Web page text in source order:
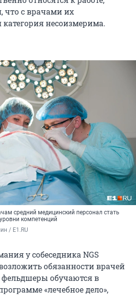
что с врачами их
несоизмерима.
средний медицинский персонал стать
компетенций
/ E1.RU
у собеседника NGS
обязанности врачей
обучаются в
«лечебное дело»,